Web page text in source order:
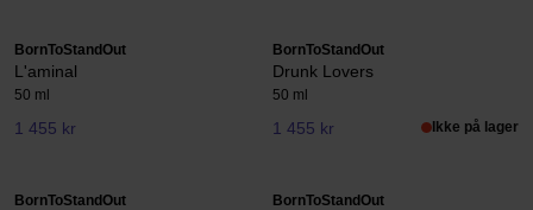
BornToStandOut
L'aminal
50 ml
1 455 kr
BornToStandOut
Drunk Lovers
50 ml
1 455 kr Ikke på lager
BornToStandOut BornToStandOut